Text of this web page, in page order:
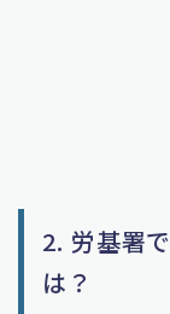
2. 労基署
は？